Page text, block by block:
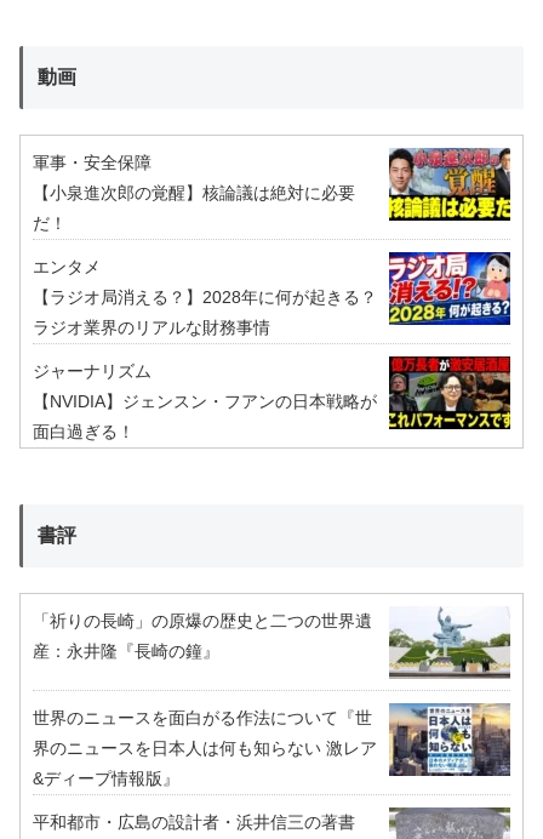
動画
軍事・安全保障
【小泉進次郎の覚醒】核論議は絶対に必要
だ！
エンタメ
【ラジオ局消える？】2028年に何が起きる？
ラジオ業界のリアルな財務事情
ジャーナリズム
【NVIDIA】ジェンスン・フアンの日本戦略が
面白過ぎる！
書評
「祈りの長崎」の原爆の歴史と二つの世界遺
産：永井隆『長崎の鐘』
世界のニュースを面白がる作法について『世
界のニュースを日本人は何も知らない 激レア
&ディープ情報版』
平和都市・広島の設計者・浜井信三の著書